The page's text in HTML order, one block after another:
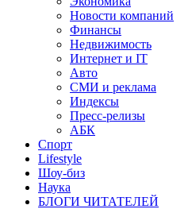
Новости компаний
Финансы
Недвижимость
Интернет и IT
Авто
СМИ и реклама
Индексы
Пресс-релизы
АБК
Спорт
Lifestyle
Шоу-биз
Наука
БЛОГИ ЧИТАТЕЛЕЙ